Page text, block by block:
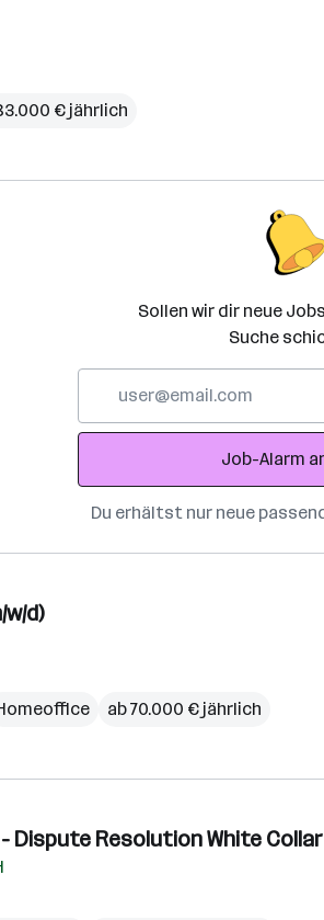
€ jährlich
Sollen wir dir neue
Suche
Adresse
Job-Alarm
Du erhältst nur neue
d)
ab 70.000 € jährlich
Resolution White Collar